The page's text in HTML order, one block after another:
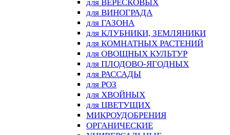
для ВЕРЕСКОВЫХ
для ВИНОГРАДА
для ГАЗОНА
для КЛУБНИКИ, ЗЕМЛЯНИКИ
для КОМНАТНЫХ РАСТЕНИЙ
для ОВОЩНЫХ КУЛЬТУР
для ПЛОДОВО-ЯГОДНЫХ
для РАССАДЫ
для РОЗ
для ХВОЙНЫХ
для ЦВЕТУЩИХ
МИКРОУДОБРЕНИЯ
ОРГАНИЧЕСКИЕ